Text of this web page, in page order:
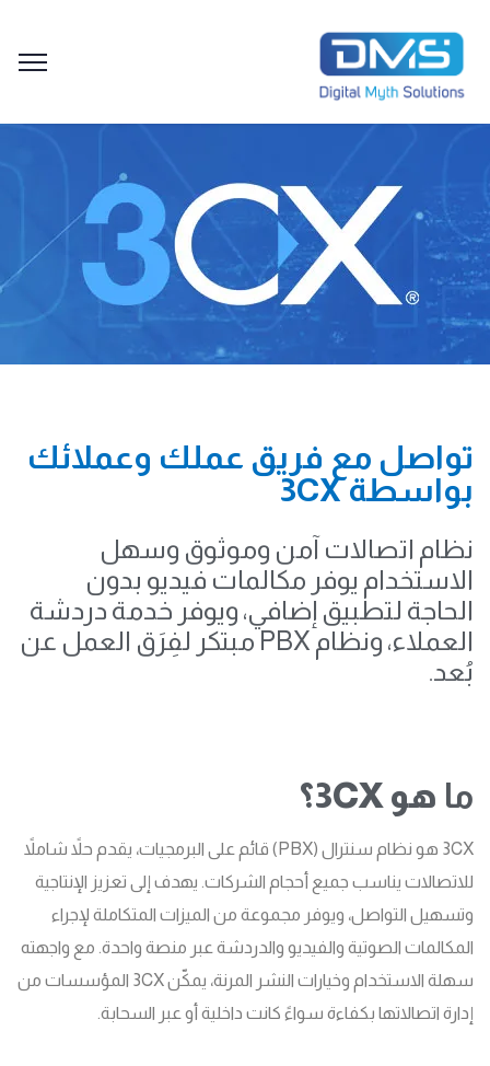
تواصل مع فريق عملك وعملائك
بواسطة 3CX
نظام اتصالات آمن وموثوق وسهل
الاستخدام يوفر مكالمات فيديو بدون
الحاجة لتطبيق إضافي، ويوفر خدمة دردشة
العملاء، ونظام PBX مبتكر لفِرَق العمل عن
بُعد.
ما هو 3CX؟
3CX هو نظام سنترال (PBX) قائم على البرمجيات، يقدم حلاً شاملاً
للاتصالات يناسب جميع أحجام الشركات. يهدف إلى تعزيز الإنتاجية
وتسهيل التواصل، ويوفر مجموعة من الميزات المتكاملة لإجراء
المكالمات الصوتية والفيديو والدردشة عبر منصة واحدة. مع واجهته
سهلة الاستخدام وخيارات النشر المرنة، يمكّن 3CX المؤسسات من
إدارة اتصالاتها بكفاءة سواءً كانت داخلية أو عبر السحابة.